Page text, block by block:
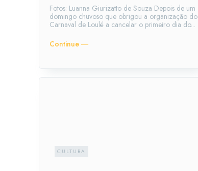
Fotos: Luanna Giurizatto de Souza Depois de um
domingo chuvoso que obrigou a organização do
Carnaval de Loulé a cancelar o primeiro dia do...
Continue ―
CULTURA